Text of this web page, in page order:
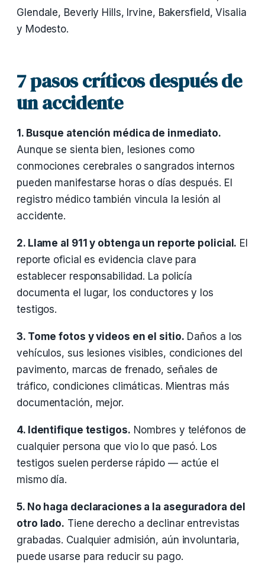
Glendale, Beverly Hills, Irvine, Bakersfield, Visalia
y Modesto.
7 pasos críticos después de
un accidente
1. Busque atención médica de inmediato.
Aunque se sienta bien, lesiones como
conmociones cerebrales o sangrados internos
pueden manifestarse horas o días después. El
registro médico también vincula la lesión al
accidente.
2. Llame al 911 y obtenga un reporte policial. El
reporte oficial es evidencia clave para
establecer responsabilidad. La policía
documenta el lugar, los conductores y los
testigos.
3. Tome fotos y videos en el sitio. Daños a los
vehículos, sus lesiones visibles, condiciones del
pavimento, marcas de frenado, señales de
tráfico, condiciones climáticas. Mientras más
documentación, mejor.
4. Identifique testigos. Nombres y teléfonos de
cualquier persona que vio lo que pasó. Los
testigos suelen perderse rápido — actúe el
mismo día.
5. No haga declaraciones a la aseguradora del
otro lado. Tiene derecho a declinar entrevistas
grabadas. Cualquier admisión, aún involuntaria,
puede usarse para reducir su pago.